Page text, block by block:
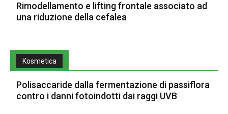
Rimodellamento e lifting frontale associato ad
una riduzione della cefalea
Kosmetica
Polisaccaride dalla fermentazione di passiflora
contro i danni fotoindotti dai raggi UVB